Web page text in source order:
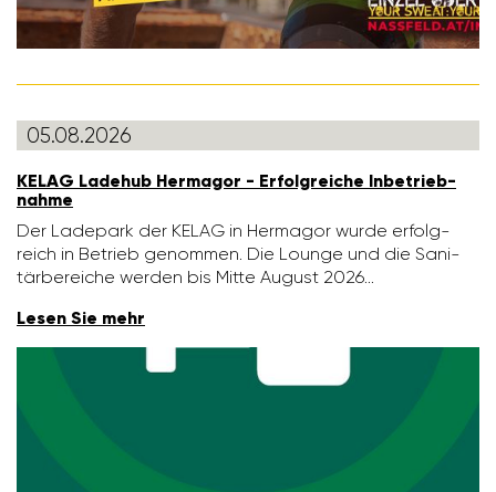
05.08.2026
KELAG Ladehub Hermagor - Erfolg­reiche Inbe­trieb­
nahme
Der Lade­park der KELAG in Hermagor wurde erfolg­
reich in Betrieb genommen. Die Lounge und die Sani­
tär­be­reiche werden bis Mitte August 2026…
Lesen Sie mehr